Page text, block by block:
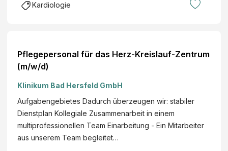
Kardiologie
Pflegepersonal für das Herz-Kreislauf-Zentrum
(m/w/d)
Klinikum Bad Hersfeld GmbH
Aufgabengebietes Dadurch überzeugen wir: stabiler
Dienstplan Kollegiale Zusammenarbeit in einem
multiprofessionellen Team Einarbeitung - Ein Mitarbeiter
aus unserem Team begleitet…